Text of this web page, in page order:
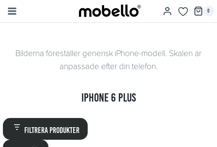
Skip
0
Bilderna föreställer generisk iPhone-modell. Skalen är
anpassade efter din telefon.
iPhone 6 Plus
Filtrera produkter